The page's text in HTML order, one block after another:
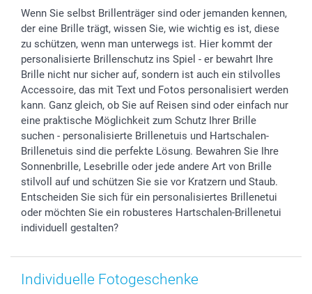
Investor Relations
B2B smartbusiness
Widerrufsrecht
Geburtstag
Geburt
Zu allen Anlässen
Zahlungsmöglichkeiten
Sitemap
Status der Bestellung
smartfriends
smartgarantie
smartbonus
Wenn Sie selbst Brillenträger sind oder jemanden kennen,
der eine Brille trägt, wissen Sie, wie wichtig es ist, diese
zu schützen, wenn man unterwegs ist. Hier kommt der
personalisierte Brillenschutz ins Spiel - er bewahrt Ihre
Brille nicht nur sicher auf, sondern ist auch ein stilvolles
Accessoire, das mit Text und Fotos personalisiert werden
kann. Ganz gleich, ob Sie auf Reisen sind oder einfach nur
eine praktische Möglichkeit zum Schutz Ihrer Brille
suchen - personalisierte Brillenetuis und Hartschalen-
Brillenetuis sind die perfekte Lösung. Bewahren Sie Ihre
Sonnenbrille, Lesebrille oder jede andere Art von Brille
stilvoll auf und schützen Sie sie vor Kratzern und Staub.
Entscheiden Sie sich für ein personalisiertes Brillenetui
oder möchten Sie ein robusteres Hartschalen-Brillenetui
individuell gestalten?
Individuelle Fotogeschenke